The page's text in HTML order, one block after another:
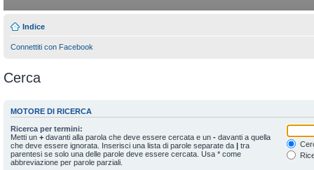
Indice
Connettiti con Facebook
Cerca
MOTORE DI RICERCA
Ricerca per termini:
Metti un + davanti alla parola che deve essere cercata e un - davanti a quella
che deve essere ignorata. Inserisci una lista di parole separate da | tra
parentesi se solo una delle parole deve essere cercata. Usa * come
abbreviazione per parole parziali.